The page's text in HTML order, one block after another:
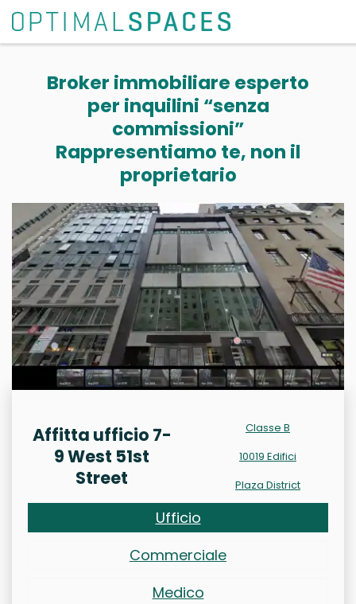
Broker immobiliare esperto
per inquilini “senza
commissioni”
Rappresentiamo te, non il
proprietario
Affitta ufficio 7-
9 West 51st
Street
Classe B
10019 Edifici
Plaza District
Ufficio
Commerciale
Medico